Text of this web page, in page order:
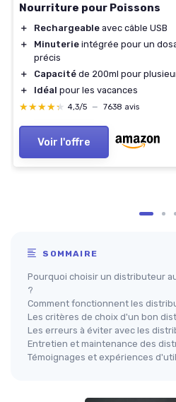
Nourriture pour Poissons
＋ Rechargeable avec câble USB
＋
Minuterie intégrée pour un
précis
＋
Capacité de 200ml pour
＋
Idéal pour les vacances
★★★★★
★★★★★ 4,3/5 — 7638 avis
Voir l'offre
SOMMAIRE
Pourquoi choisir un distributeur
?
Comment fonctionnent les
Les critères de choix d'un bon
Les erreurs à éviter avec les
Entretien et maintenance des
Témoignages et expériences